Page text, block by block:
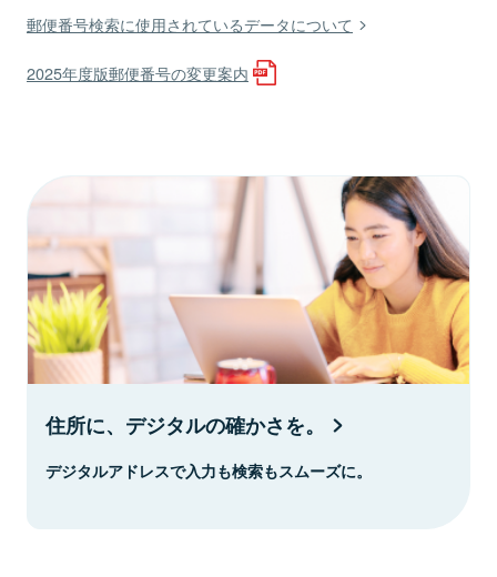
郵便番号検索に使用されているデータについて
2025年度版郵便番号の変更案内
住所に、デジタルの確かさを。
デジタルアドレスで入力も検索もスムーズに。